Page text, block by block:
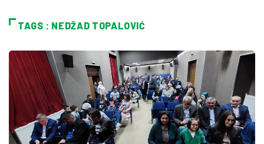
TAGS : NEDŽAD TOPALOVIĆ